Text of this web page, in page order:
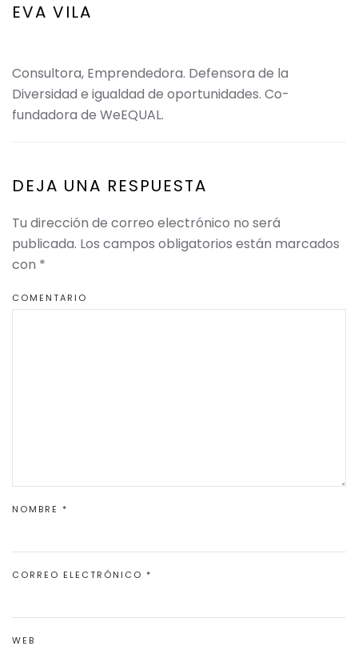
EVA VILA
Consultora, Emprendedora. Defensora de la
Diversidad e igualdad de oportunidades. Co-
fundadora de WeEQUAL.
DEJA UNA RESPUESTA
Tu dirección de correo electrónico no será
publicada. Los campos obligatorios están marcados
con *
COMENTARIO
NOMBRE *
CORREO ELECTRÓNICO *
WEB